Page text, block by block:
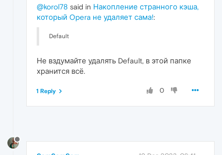
@korol78 said in Накопление странного кэша,
который Opera не удаляет сама!:
Default
Не вздумайте удалять Default, в этой папке
хранится всё.
0
1 Reply